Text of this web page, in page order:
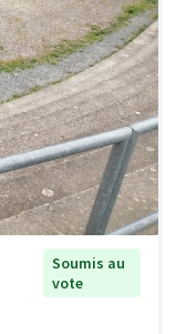
Soumis au
vote